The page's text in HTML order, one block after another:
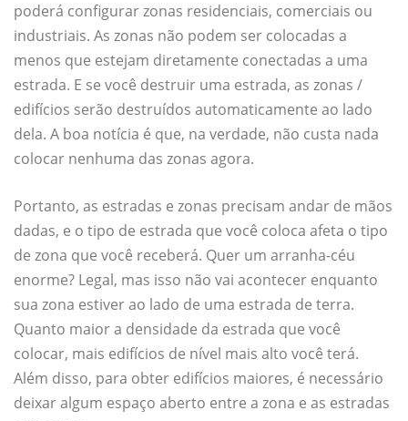
poderá configurar zonas residenciais, comerciais ou
industriais. As zonas não podem ser colocadas a
menos que estejam diretamente conectadas a uma
estrada. E se você destruir uma estrada, as zonas /
edifícios serão destruídos automaticamente ao lado
dela. A boa notícia é que, na verdade, não custa nada
colocar nenhuma das zonas agora.
Portanto, as estradas e zonas precisam andar de mãos
dadas, e o tipo de estrada que você coloca afeta o tipo
de zona que você receberá. Quer um arranha-céu
enorme? Legal, mas isso não vai acontecer enquanto
sua zona estiver ao lado de uma estrada de terra.
Quanto maior a densidade da estrada que você
colocar, mais edifícios de nível mais alto você terá.
Além disso, para obter edifícios maiores, é necessário
deixar algum espaço aberto entre a zona e as estradas